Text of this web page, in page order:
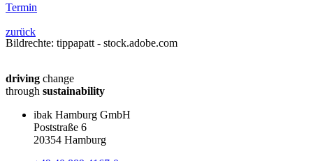
Termin
zurück
Bildrechte: tippapatt - stock.adobe.com
driving change
through sustainability
ibak Hamburg GmbH
Poststraße 6
20354 Hamburg